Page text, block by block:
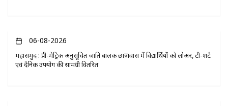
06-08-2026
महासमुंद : प्री-मैट्रिक अनुसूचित जाति बालक छात्रावास में विद्यार्थियों को लोअर, टी-शर्ट
एवं दैनिक उपयोग की सामग्री वितरित